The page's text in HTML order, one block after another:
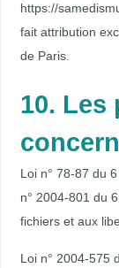
https://
fait attribution
de Paris.
10. Les
Loi n° 78-87 du
n° 2004-801 du
fichiers et aux
Loi n° 2004-575